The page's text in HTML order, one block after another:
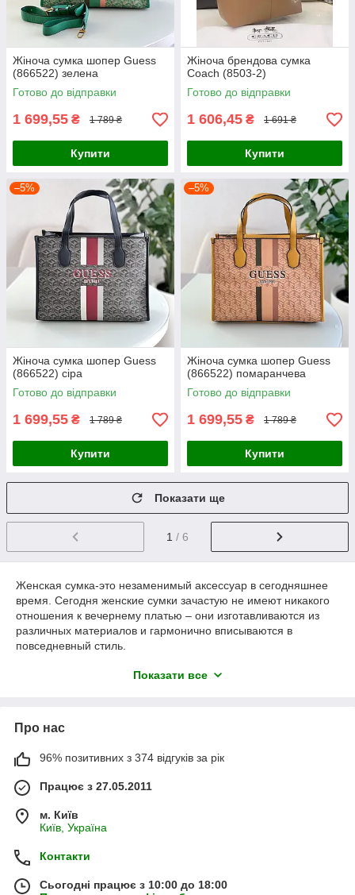
Жіноча сумка шопер Guess
(866522) зелена
Готово до відправки
1 699,55 ₴ 1 789 ₴
Купити
Жіноча брендова сумка
Coach (8503-2)
Готово до відправки
1 606,45 ₴ 1 691 ₴
Купити
–5%
Жіноча сумка шопер Guess
(866522) сіра
Готово до відправки
1 699,55 ₴ 1 789 ₴
Купити
–5%
Жіноча сумка шопер Guess
(866522) помаранчева
Готово до відправки
1 699,55 ₴ 1 789 ₴
Купити
Показати ще
1 / 6
Женская сумка-это незаменимый аксессуар в сегодняшнее
время. Сегодня женские сумки зачастую не имеют никакого
отношения к вечернему платью – они изготавливаются из
различных материалов и гармонично вписываются в
повседневный стиль.
конечно же в интернет-магазине Showroom. В нашем
прекрасном качестве исполнения.
различных мировых брендов .
Показати все
Про нас
96% позитивних з 374 відгуків за рік
Працює з 27.05.2011
м. Київ
Київ, Україна
Контакти
Сьогодні працює з 10:00 до 18:00